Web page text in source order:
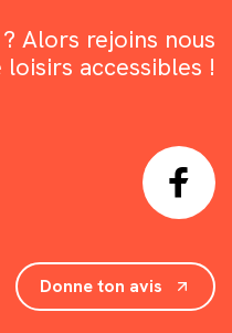
Alors rejoins nous
accessibles !
Donne ton avis